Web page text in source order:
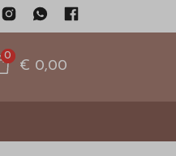
0
€ 0,00